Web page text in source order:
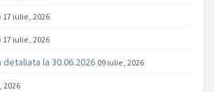
17 iulie , 2026
17 iulie , 2026
la 30.06.2026 09 iulie , 2026
2026